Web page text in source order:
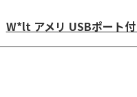
W*lt アメリ USBポート付